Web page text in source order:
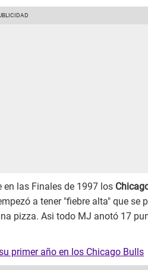
en las Finales de 1997 los
a tener "fiebre alta" que se
pizza. Asi todo MJ anotó 17
primer año en los Chicago Bulls